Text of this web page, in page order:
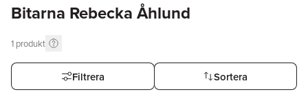
Bitarna Rebecka Åhlund
1 produkt
Filtrera Sortera